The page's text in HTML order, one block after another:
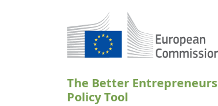
Aller au contenu principal
The Better
Policy Tool